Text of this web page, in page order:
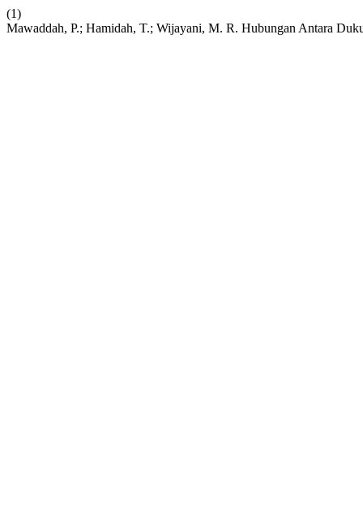
(1)
Mawaddah, P.; Hamidah, T.; Wijayani, M. R. Hubungan Antara